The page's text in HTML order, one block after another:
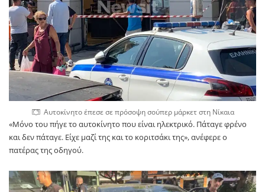
Αυτοκίνητο έπεσε σε πρόσοψη σούπερ μάρκετ στη Νίκαια
«Μόνο του πήγε το αυτοκίνητο που είναι ηλεκτρικό. Πάταγε φρένο
και δεν πάταγε. Είχε μαζί της και το κοριτσάκι της», ανέφερε ο
πατέρας της οδηγού.